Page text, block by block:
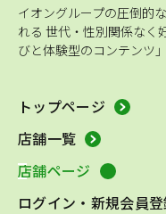
イオングループの圧倒的
れる 世代・性別関係なく
びと体験型のコンテンツ」
トップページ
店舗一覧
店舗ページ
ログイン・新規会員